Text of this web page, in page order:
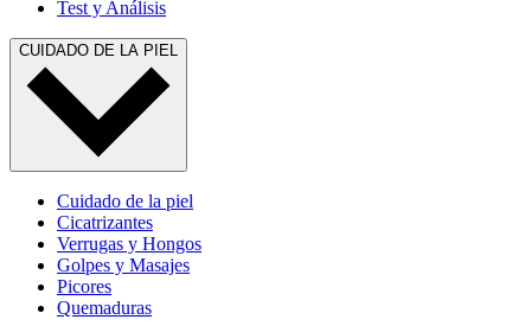
Test y Análisis
CUIDADO DE LA PIEL
Cuidado de la piel
Cicatrizantes
Verrugas y Hongos
Golpes y Masajes
Picores
Quemaduras